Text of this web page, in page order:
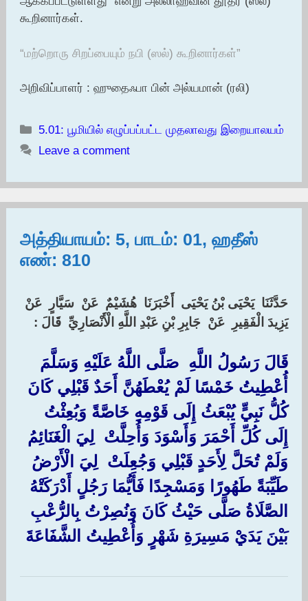
கூறினார்கள்.
“மற்றொரு சிறப்பையும் நபி (ஸல்) கூறினார்கள்”
அறிவிப்பாளர் : ஹுதைஃபா பின் அல்யமான் (ரலி)
Categories
5.01: பூமியில் எழுப்பப்பட்ட முதலாவது இறையாலயம்
Leave a comment
அத்தியாயம்: 5, பாடம்: 01, ஹதீஸ்
எண்: 810
حَدَّثَنَا ‏ ‏يَحْيَى بْنُ يَحْيَى ‏ ‏أَخْبَرَنَا ‏ ‏هُشَيْمٌ ‏ ‏عَنْ ‏ ‏سَيَّارٍ ‏ ‏عَنْ ‏
‏يَزِيدَ الْفَقِيرِ ‏ ‏عَنْ ‏ ‏جَابِرِ بْنِ عَبْدِ اللَّهِ الْأَنْصَارِيِّ ‏ ‏قَالَ :‏ ‏
قَالَ رَسُولُ اللَّهِ ‏ ‏صَلَّى اللَّهُ عَلَيْهِ وَسَلَّمَ ‏
‏أُعْطِيتُ خَمْسًا لَمْ يُعْطَهُنَّ أَحَدٌ قَبْلِي كَانَ
كُلُّ نَبِيٍّ يُبْعَثُ إِلَى قَوْمِهِ خَاصَّةً وَبُعِثْتُ
إِلَى كُلِّ أَحْمَرَ وَأَسْوَدَ وَأُحِلَّتْ ‏ ‏لِيَ الْغَنَائِمُ
وَلَمْ تُحَلَّ لِأَحَدٍ قَبْلِي وَجُعِلَتْ ‏ ‏لِيَ الْأَرْضُ
طَيِّبَةً طَهُورًا وَمَسْجِدًا فَأَيُّمَا رَجُلٍ أَدْرَكَتْهُ
الصَّلَاةُ صَلَّى حَيْثُ كَانَ وَنُصِرْتُ بِالرُّعْبِ
بَيْنَ يَدَيْ مَسِيرَةِ شَهْرٍ وَأُعْطِيتُ الشَّفَاعَةَ ‏